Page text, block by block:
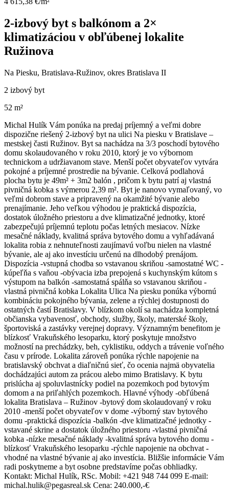
2-izbový byt s balkónom a 2×
klimatizáciou v obľúbenej lokalite
Ružinova
Na Piesku, Bratislava-Ružinov, okres Bratislava II
2 izbový byt
52 m²
Michal Hulík Vám ponúka na predaj príjemný a veľmi dobre
dispozične riešený 2-izbový byt na ulici Na piesku v Bratislave –
mestskej časti Ružinov. Byt sa nachádza na 3/3 poschodí bytového
domu skolaudovaného v roku 2010, ktorý je vo výbornom
technickom a udržiavanom stave. Menší počet obyvateľov vytvára
pokojné a príjemné prostredie na bývanie. Celková podlahová
plocha bytu je 49m² + 3m2 balón , pričom k bytu patrí aj vlastná
pivničná kobka s výmerou 2,39 m². Byt je nanovo vymaľovaný, vo
veľmi dobrom stave a pripravený na okamžité bývanie alebo
prenajímanie. Jeho veľkou výhodou je praktická dispozícia,
dostatok úložného priestoru a dve klimatizačné jednotky, ktoré
zabezpečujú príjemnú teplotu počas letných mesiacov. Nízke
mesačné náklady, kvalitná správa bytového domu a vyhľadávaná
lokalita robia z nehnuteľnosti zaujímavú voľbu nielen na vlastné
bývanie, ale aj ako investíciu určenú na dlhodobý prenájom.
Dispozícia -vstupná chodba so vstavanou skriňou -samostatné WC -
kúpeľňa s vaňou -obývacia izba prepojená s kuchynským kútom s
výstupom na balkón -samostatná spálňa so vstavanou skriňou -
vlastná pivničná kobka Lokalita Ulica Na piesku ponúka výbornú
kombináciu pokojného bývania, zelene a rýchlej dostupnosti do
ostatných častí Bratislavy. V blízkom okolí sa nachádza kompletná
občianska vybavenosť, obchody, služby, školy, materské školy,
športoviská a zastávky verejnej dopravy. Významným benefitom je
blízkosť Vrakuňského lesoparku, ktorý poskytuje množstvo
možností na prechádzky, beh, cyklistiku, oddych a trávenie voľného
času v prírode. Lokalita zároveň ponúka rýchle napojenie na
bratislavský obchvat a diaľničnú sieť, čo ocenia najmä obyvatelia
dochádzajúci autom za prácou alebo mimo Bratislavy. K bytu
prislúcha aj spoluvlastnícky podiel na pozemkoch pod bytovým
domom a na priľahlých pozemkoch. Hlavné výhody -obľúbená
lokalita Bratislava – Ružinov -bytový dom skolaudovaný v roku
2010 -menší počet obyvateľov v dome -výborný stav bytového
domu -praktická dispozícia -balkón -dve klimatizačné jednotky -
vstavané skrine a dostatok úložného priestoru -vlastná pivničná
kobka -nízke mesačné náklady -kvalitná správa bytového domu -
blízkosť Vrakuňského lesoparku -rýchle napojenie na obchvat -
vhodné na vlastné bývanie aj ako investícia. Bližšie informácie Vám
radi poskytneme a byt osobne predstavíme počas obhliadky.
Kontakt: Michal Hulík, RSc. Mobil: +421 948 744 099 E-mail:
michal.hulik@pegasreal.sk Cena: 240.000,-€